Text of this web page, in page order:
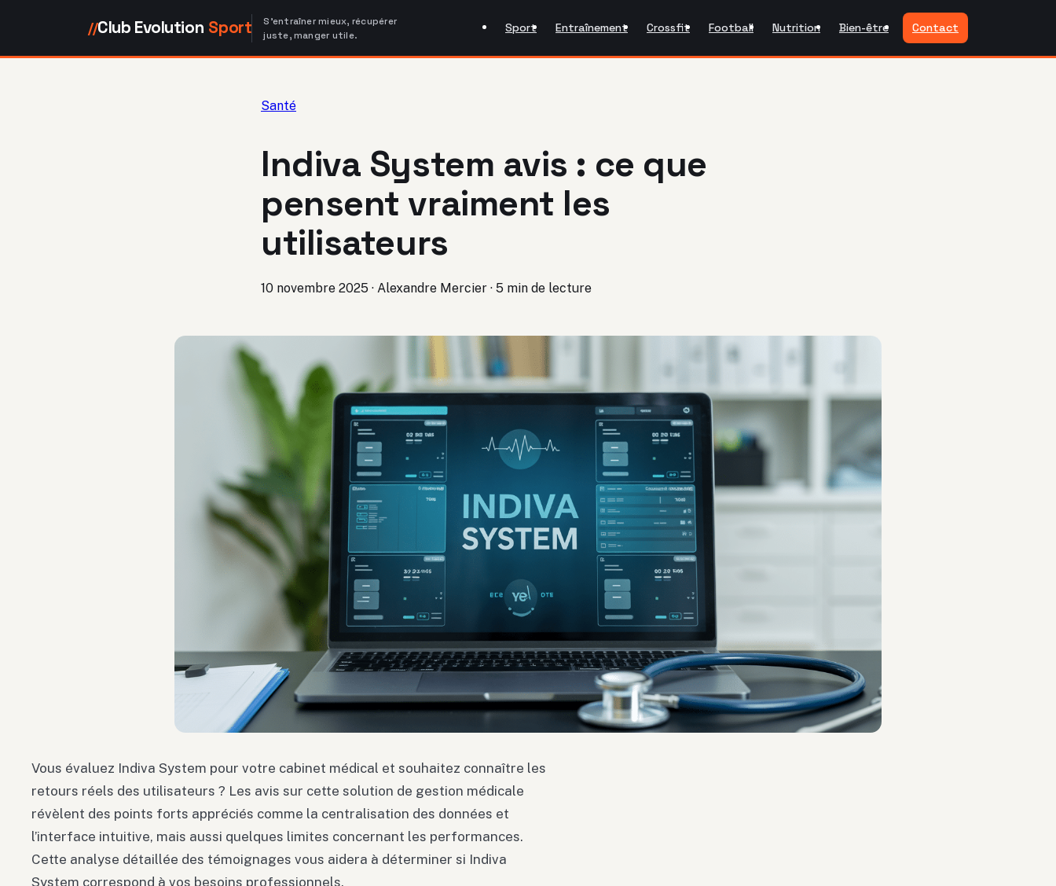
//Club Evolution Sport
S'entraîner mieux, récupérer
juste, manger utile.
Sport Entraînement Crossfit Football Nutrition Bien-être Contact
Santé
Indiva System avis : ce que
pensent vraiment les
utilisateurs
10 novembre 2025 · Alexandre Mercier · 5 min de lecture
Vous évaluez Indiva System pour votre cabinet médical et souhaitez connaître les
retours réels des utilisateurs ? Les avis sur cette solution de gestion médicale
révèlent des points forts appréciés comme la centralisation des données et
l’interface intuitive, mais aussi quelques limites concernant les performances.
Cette analyse détaillée des témoignages vous aidera à déterminer si Indiva
System correspond à vos besoins professionnels.